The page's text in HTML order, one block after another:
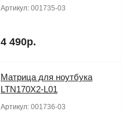
Артикул: 001735-03
4 490р.
Матрица для ноутбука
LTN170X2-L01
Артикул: 001736-03